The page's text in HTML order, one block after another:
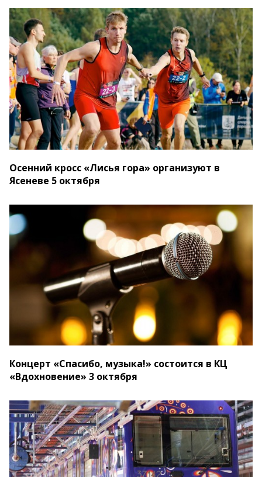
Осенний кросс «Лисья гора» организуют в
Ясеневе 5 октября
Концерт «Спасибо, музыка!» состоится в КЦ
«Вдохновение» 3 октября